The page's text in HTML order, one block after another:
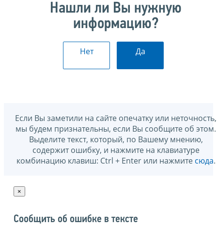
Нашли ли Вы нужную
информацию?
Нет Да
Если Вы заметили на сайте опечатку или неточность,
мы будем признательны, если Вы сообщите об этом.
Выделите текст, который, по Вашему мнению,
содержит ошибку, и нажмите на клавиатуре
комбинацию клавиш: Ctrl + Enter или нажмите сюда.
×
Сообщить об ошибке в тексте